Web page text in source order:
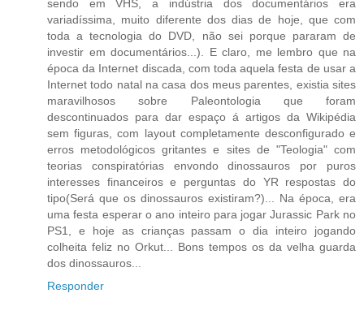
sendo em VHS, a indústria dos documentários era
variadíssima, muito diferente dos dias de hoje, que com
toda a tecnologia do DVD, não sei porque pararam de
investir em documentários...). E claro, me lembro que na
época da Internet discada, com toda aquela festa de usar a
Internet todo natal na casa dos meus parentes, existia sites
maravilhosos sobre Paleontologia que foram
descontinuados para dar espaço á artigos da Wikipédia
sem figuras, com layout completamente desconfigurado e
erros metodológicos gritantes e sites de "Teologia" com
teorias conspiratórias envondo dinossauros por puros
interesses financeiros e perguntas do YR respostas do
tipo(Será que os dinossauros existiram?)... Na época, era
uma festa esperar o ano inteiro para jogar Jurassic Park no
PS1, e hoje as crianças passam o dia inteiro jogando
colheita feliz no Orkut... Bons tempos os da velha guarda
dos dinossauros...
Responder